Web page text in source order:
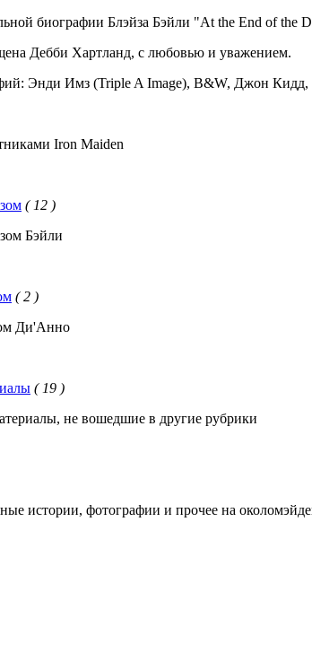
биографии Блэйза Бэйли "At the End of the
Дебби Хартланд, с любовью и уважением.
Энди Имз (Triple A Image), B&W, Джон
Iron Maiden
( 12 )
Бэйли
( 2 )
Ди'Анно
( 19 )
не вошедшие в другие рубрики
истории, фотографии и прочее на